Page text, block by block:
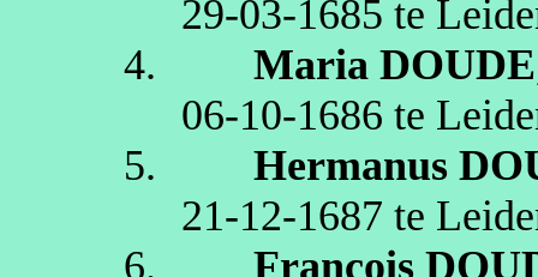
29‑03‑1685 te
4.
Maria DOUDE
06‑10‑1686 te
5.
Hermanus
21‑12‑1687 te
6.
Francois